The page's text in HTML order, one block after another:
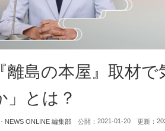
『離島の本屋』取材
」とは？
NEWS ONLINE 編集部 公開： 2021-01-20 更新：